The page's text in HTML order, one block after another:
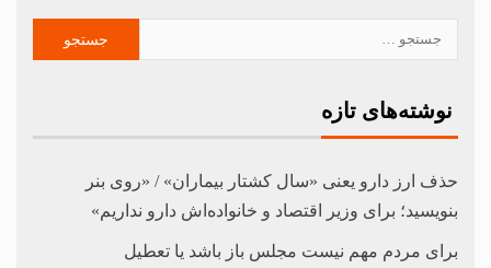
نوشته‌های تازه
حذف ارز دارو یعنی «سال کشتار بیماران» / «روی بنر
بنویسید؛ برای وزیر اقتصاد و خانواده‌اش دارو نداریم»
برای مردم مهم نیست مجلس باز باشد یا تعطیل